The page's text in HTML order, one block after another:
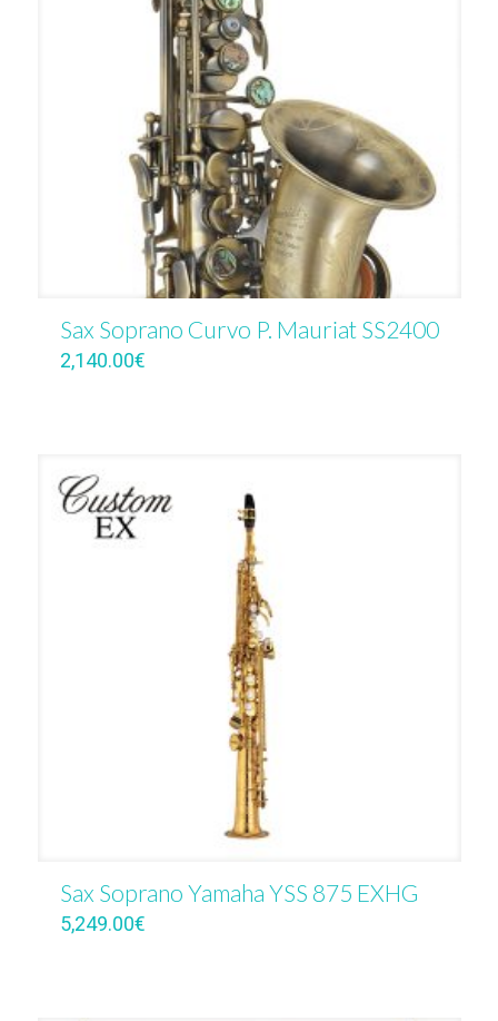
Sax Soprano Curvo P. Mauriat SS2400
2,140.00€
Sax Soprano Yamaha YSS 875 EXHG
5,249.00€